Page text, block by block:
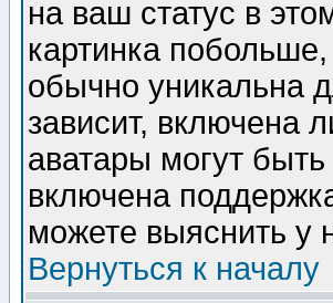
на ваш статус в
картинка
обычно уникальна
зависит, включена
аватары могут
включена
можете выяснить у
Вернуться к началу